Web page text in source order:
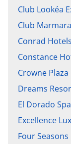
Club Lookéa
Club Marmara
Conrad
Constance
Crowne
Dreams
El Dorado
Excellence
Four